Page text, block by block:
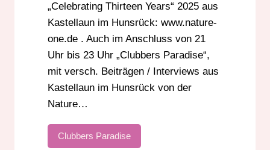
„Celebrating Thirteen Years“ 2025 aus
Kastellaun im Hunsrück: www.nature-
one.de . Auch im Anschluss von 21
Uhr bis 23 Uhr „Clubbers Paradise“,
mit versch. Beiträgen / Interviews aus
Kastellaun im Hunsrück von der
Nature…
Clubbers Paradise